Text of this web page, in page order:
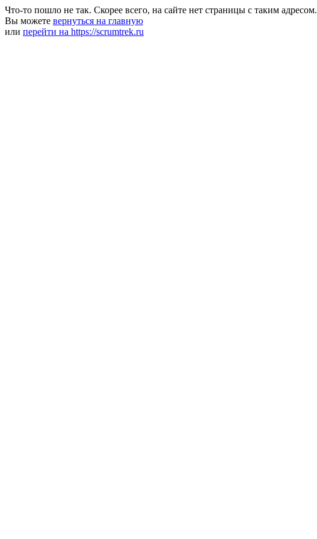
Что-то пошло не так. Скорее всего, на сайте нет страницы с таким адресом.
Вы можете вернуться на главную
или перейти на https://scrumtrek.ru